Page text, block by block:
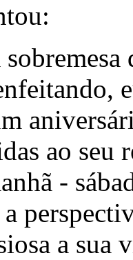
ao
-
a
a sua